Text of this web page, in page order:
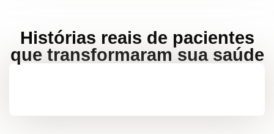
Histórias reais de pacientes
que transformaram sua saúde